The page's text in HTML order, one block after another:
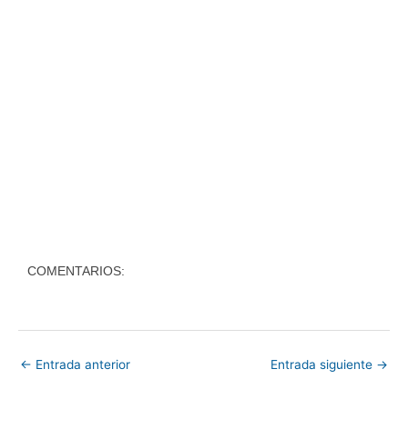
COMENTARIOS:
← Entrada anterior Entrada siguiente →